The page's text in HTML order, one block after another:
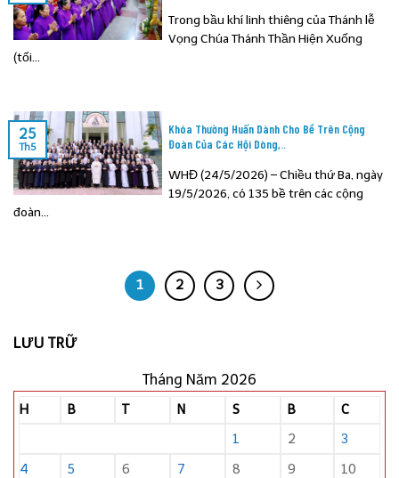
Trong bầu khí linh thiêng của Thánh lễ
Vọng Chúa Thánh Thần Hiện Xuống
(tối...
Khóa Thường Huấn Dành Cho Bề Trên Cộng
Đoàn Của Các Hội Dòng,..
WHĐ (24/5/2026) – Chiều thứ Ba, ngày
19/5/2026, có 135 bề trên các cộng
đoàn...
25
Th5
1 2 3
LƯU TRỮ
Tháng Năm 2026
H B T N S B C
1 2
3
4
5 6 7 8 9
10